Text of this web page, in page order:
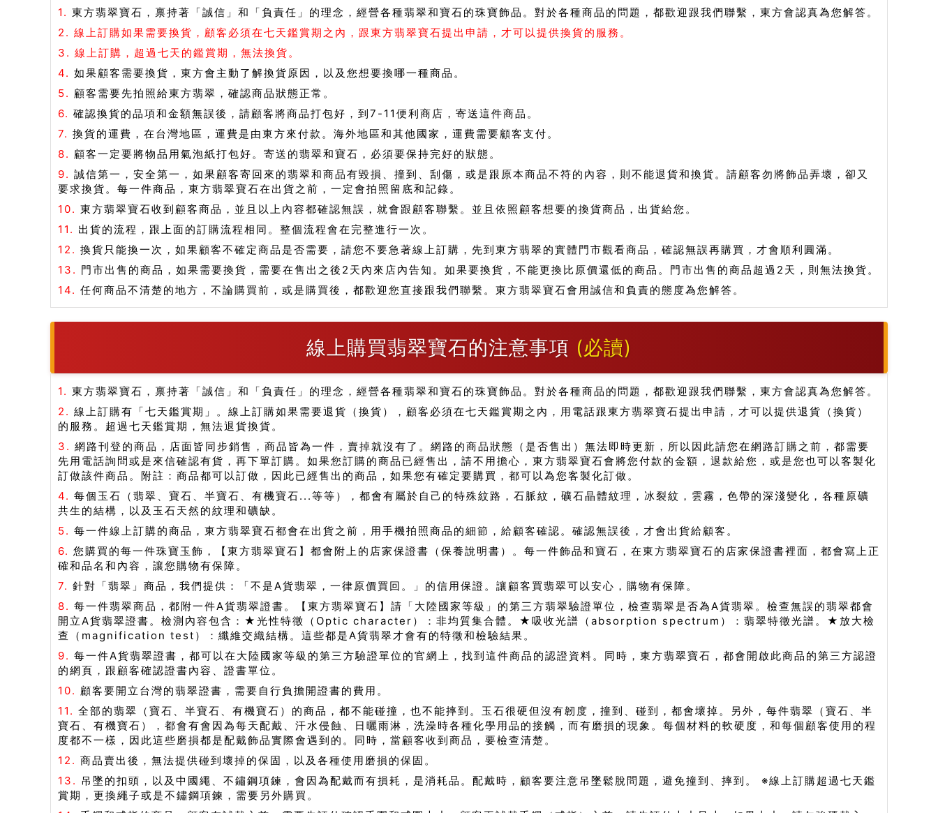
1. 東方翡翠寶石，禀持著「誠信」和「負責任」的理念，經營各種翡翠和寶石的珠寶飾品。對於各種商品的問題，都歡迎跟我們聯繫，東方會認真為您解答。
2. 線上訂購如果需要換貨，顧客必須在七天鑑賞期之內，跟東方翡翠寶石提出申請，才可以提供換貨的服務。
3. 線上訂購，超過七天的鑑賞期，無法換貨。
4. 如果顧客需要換貨，東方會主動了解換貨原因，以及您想要換哪一種商品。
5. 顧客需要先拍照給東方翡翠，確認商品狀態正常。
6. 確認換貨的品項和金額無誤後，請顧客將商品打包好，到7-11便利商店，寄送這件商品。
7. 換貨的運費，在台灣地區，運費是由東方來付款。海外地區和其他國家，運費需要顧客支付。
8. 顧客一定要將物品用氣泡紙打包好。寄送的翡翠和寶石，必須要保持完好的狀態。
9. 誠信第一，安全第一，如果顧客寄回來的翡翠和商品有毀損、撞到、刮傷，或是跟原本商品不符的內容，則不能退貨和換貨。請顧客勿將飾品弄壞，卻又
要求換貨。每一件商品，東方翡翠寶石在出貨之前，一定會拍照留底和記錄。
10. 東方翡翠寶石收到顧客商品，並且以上內容都確認無誤，就會跟顧客聯繫。並且依照顧客想要的換貨商品，出貨給您。
11. 出貨的流程，跟上面的訂購流程相同。整個流程會在完整進行一次。
12. 換貨只能換一次，如果顧客不確定商品是否需要，請您不要急著線上訂購，先到東方翡翠的實體門市觀看商品，確認無誤再購買，才會順利圓滿。
13. 門市出售的商品，如果需要換貨，需要在售出之後2天內來店內告知。如果要換貨，不能更換比原價還低的商品。門市出售的商品超過2天，則無法換貨。
14. 任何商品不清楚的地方，不論購買前，或是購買後，都歡迎您直接跟我們聯繫。東方翡翠寶石會用誠信和負責的態度為您解答。
線上購買翡翠寶石的注意事項 (必讀)
1. 東方翡翠寶石，禀持著「誠信」和「負責任」的理念，經營各種翡翠和寶石的珠寶飾品。對於各種商品的問題，都歡迎跟我們聯繫，東方會認真為您解答。
2. 線上訂購有「七天鑑賞期」。線上訂購如果需要退貨（換貨），顧客必須在七天鑑賞期之內，用電話跟東方翡翠寶石提出申請，才可以提供退貨（換貨）
的服務。超過七天鑑賞期，無法退貨換貨。
3. 網路刊登的商品，店面皆同步銷售，商品皆為一件，賣掉就沒有了。網路的商品狀態（是否售出）無法即時更新，所以因此請您在網路訂購之前，都需要
先用電話詢問或是來信確認有貨，再下單訂購。如果您訂購的商品已經售出，請不用擔心，東方翡翠寶石會將您付款的金額，退款給您，或是您也可以客製化
訂做該件商品。附註：商品都可以訂做，因此已經售出的商品，如果您有確定要購買，都可以為您客製化訂做。
4. 每個玉石（翡翠、寶石、半寶石、有機寶石...等等），都會有屬於自己的特殊紋路，石脈紋，礦石晶體紋理，冰裂紋，雲霧，色帶的深淺變化，各種原礦
共生的結構，以及玉石天然的紋理和礦缺。
5. 每一件線上訂購的商品，東方翡翠寶石都會在出貨之前，用手機拍照商品的細節，給顧客確認。確認無誤後，才會出貨給顧客。
6. 您購買的每一件珠寶玉飾，【東方翡翠寶石】都會附上的店家保證書（保養說明書）。每一件飾品和寶石，在東方翡翠寶石的店家保證書裡面，都會寫上正
確和品名和內容，讓您購物有保障。
7. 針對「翡翠」商品，我們提供：「不是A貨翡翠，一律原價買回。」的信用保證。讓顧客買翡翠可以安心，購物有保障。
8. 每一件翡翠商品，都附一件A貨翡翠證書。【東方翡翠寶石】請「大陸國家等級」的第三方翡翠驗證單位，檢查翡翠是否為A貨翡翠。檢查無誤的翡翠都會
開立A貨翡翠證書。檢測內容包含：★光性特徵（Optic character）：非均質集合體。★吸收光譜（absorption spectrum）：翡翠特徵光譜。★放大檢
查（magnification test）：纖維交織結構。這些都是A貨翡翠才會有的特徵和檢驗結果。
9. 每一件A貨翡翠證書，都可以在大陸國家等級的第三方驗證單位的官網上，找到這件商品的認證資料。同時，東方翡翠寶石，都會開啟此商品的第三方認證
的網頁，跟顧客確認證書內容、證書單位。
10. 顧客要開立台灣的翡翠證書，需要自行負擔開證書的費用。
11. 全部的翡翠（寶石、半寶石、有機寶石）的商品，都不能碰撞，也不能摔到。玉石很硬但沒有韌度，撞到、碰到，都會壞掉。另外，每件翡翠（寶石、半
寶石、有機寶石），都會有會因為每天配戴、汗水侵蝕、日曬雨淋，洗澡時各種化學用品的接觸，而有磨損的現象。每個材料的軟硬度，和每個顧客使用的程
度都不一樣，因此這些磨損都是配戴飾品實際會遇到的。同時，當顧客收到商品，要檢查清楚。
12. 商品賣出後，無法提供碰到壞掉的保固，以及各種使用磨損的保固。
13. 吊墜的扣頭，以及中國繩、不鏽鋼項鍊，會因為配戴而有損耗，是消耗品。配戴時，顧客要注意吊墜鬆脫問題，避免撞到、摔到。 ※線上訂購超過七天鑑
賞期，更換繩子或是不鏽鋼項鍊，需要另外購買。